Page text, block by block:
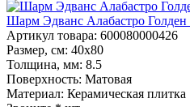
Шарм Эдванс Алабастро
Артикул товара: 600080000426
Размер, см: 40x80
Толщина, мм: 8.5
Поверхность: Матовая
Материал: Керамическая плитка